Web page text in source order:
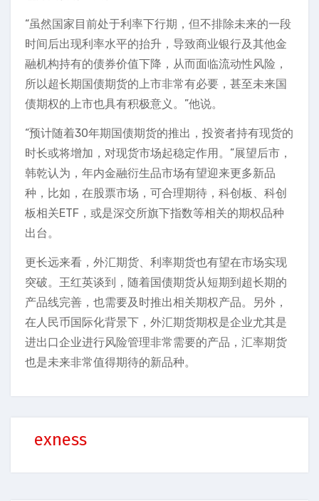
“虽然国家目前处于利率下行期，但不排除未来的一段
时间后出现利率水平的抬升，导致商业银行及其他金
融机构持有的债券价值下降，从而面临流动性风险，
所以超长期国债期货的上市非常有必要，甚至未来国
债期权的上市也具有积极意义。”他说。
“预计随着30年期国债期货的推出，投资者持有现货的
时长或将增加，对现货市场起稳定作用。”展望后市，
韩乾认为，年内金融衍生品市场有望迎来更多新品
种，比如，在股票市场，可合理期待，科创板、科创
板相关ETF，或是深交所旗下指数等相关的期权品种
出台。
更长远来看，外汇期货、利率期货也有望在市场实现
突破。王红英谈到，随着国债期货从短期到超长期的
产品线完善，也需要及时推出相关期权产品。另外，
在人民币国际化背景下，外汇期货期权是企业尤其是
进出口企业进行风险管理非常需要的产品，汇率期货
也是未来非常值得期待的新品种。
exness